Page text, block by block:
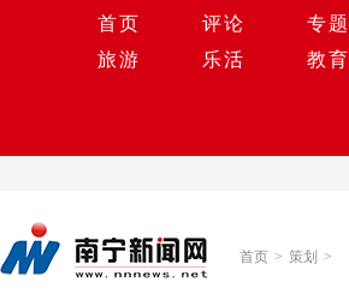
首页 评论 专题
旅游
乐活 教育
首页 > 策划 >